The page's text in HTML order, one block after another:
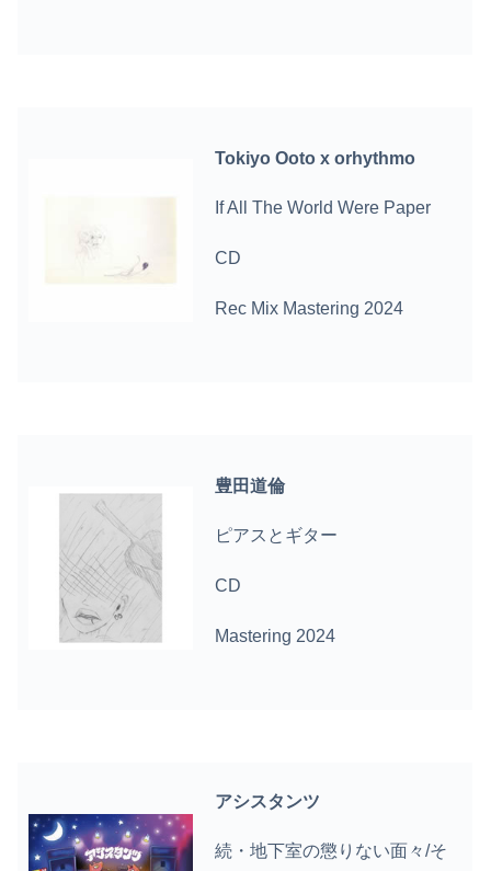
Tokiyo Ooto x orhythmo
If All The World Were Paper
CD
Rec Mix Mastering 2024
豊田道倫
ピアスとギター
CD
Mastering 2024
アシスタンツ
続・地下室の懲りない面々/そ